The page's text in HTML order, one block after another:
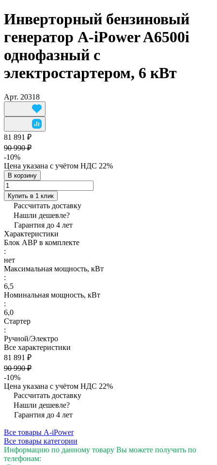
Инверторный бензиновый
генератор A-iPower A6500i
однофазный с
электростартером, 6 кВт
Арт. 20318
81 891 ₽
90 990 ₽
-10%
Цена указана с учётом НДС 22%
В корзину
Купить в 1 клик
Рассчитать доставку
Нашли дешевле?
Гарантия до 4 лет
Характеристики
Блок АВР в комплекте
:
нет
Максимальная мощность, кВт
:
6,5
Номинальная мощность, кВт
:
6,0
Стартер
:
Ручной/Электро
Все характеристики
81 891 ₽
90 990 ₽
-10%
Цена указана с учётом НДС 22%
Рассчитать доставку
Нашли дешевле?
Гарантия до 4 лет
Все товары A-iPower
Все товары категории
Информацию по данному товару Вы можете получить по
телефонам: